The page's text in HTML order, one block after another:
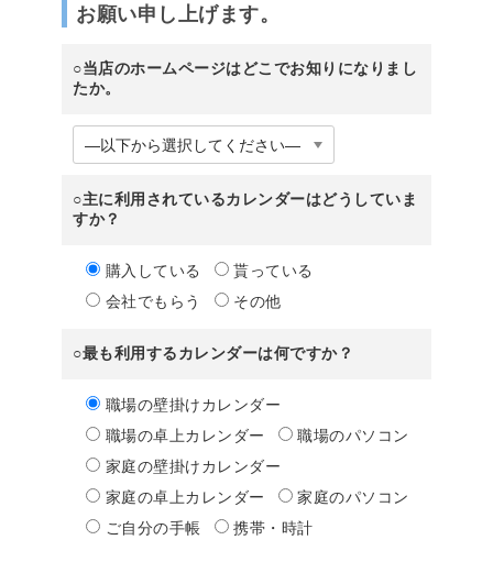
お願い申し上げます。
○当店のホームページはどこでお知りになりまし
たか。
○主に利用されているカレンダーはどうしていま
すか？
購入している
貰っている
会社でもらう
その他
○最も利用するカレンダーは何ですか？
職場の壁掛けカレンダー
職場の卓上カレンダー
職場のパソコン
家庭の壁掛けカレンダー
家庭の卓上カレンダー
家庭のパソコン
ご自分の手帳
携帯・時計